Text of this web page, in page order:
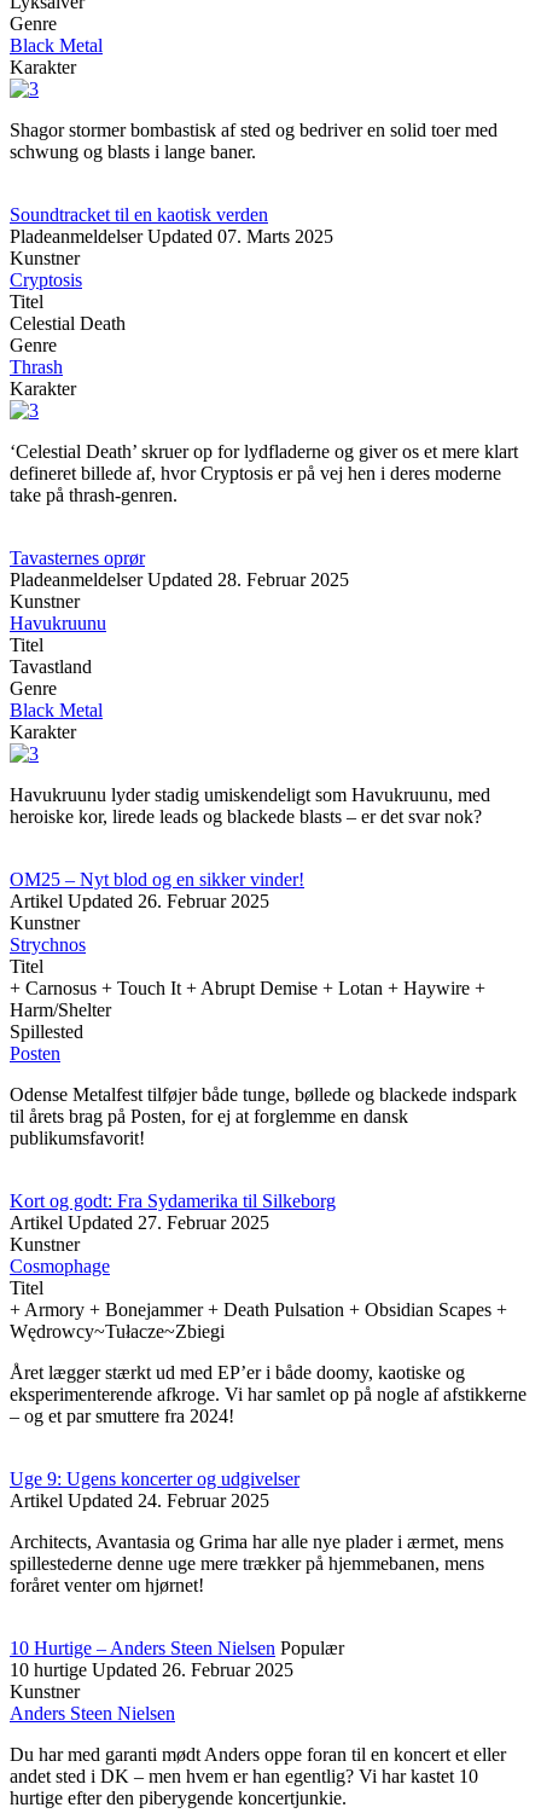
Genre
Black Metal
Karakter
Shagor stormer bombastisk af sted og bedriver en solid toer med
schwung og blasts i lange baner.
Soundtracket til en kaotisk verden
Pladeanmeldelser Updated 07. Marts 2025
Kunstner
Cryptosis
Titel
Celestial Death
Genre
Thrash
Karakter
‘Celestial Death’ skruer op for lydfladerne og giver os et mere klart
defineret billede af, hvor Cryptosis er på vej hen i deres moderne
take på thrash-genren.
Tavasternes oprør
Pladeanmeldelser Updated 28. Februar 2025
Kunstner
Havukruunu
Titel
Tavastland
Genre
Black Metal
Karakter
Havukruunu lyder stadig umiskendeligt som Havukruunu, med
heroiske kor, lirede leads og blackede blasts – er det svar nok?
OM25 – Nyt blod og en sikker vinder!
Artikel Updated 26. Februar 2025
Kunstner
Strychnos
Titel
+ Carnosus + Touch It + Abrupt Demise + Lotan + Haywire +
Harm/Shelter
Spillested
Posten
Odense Metalfest tilføjer både tunge, bøllede og blackede indspark
til årets brag på Posten, for ej at forglemme en dansk
publikumsfavorit!
Kort og godt: Fra Sydamerika til Silkeborg
Artikel Updated 27. Februar 2025
Kunstner
Cosmophage
Titel
+ Armory + Bonejammer + Death Pulsation + Obsidian Scapes +
Wędrowcy~Tułacze~Zbiegi
Året lægger stærkt ud med EP’er i både doomy, kaotiske og
eksperimenterende afkroge. Vi har samlet op på nogle af afstikkerne
– og et par smuttere fra 2024!
Uge 9: Ugens koncerter og udgivelser
Artikel Updated 24. Februar 2025
Architects, Avantasia og Grima har alle nye plader i ærmet, mens
spillestederne denne uge mere trækker på hjemmebanen, mens
foråret venter om hjørnet!
10 Hurtige – Anders Steen Nielsen Populær
10 hurtige Updated 26. Februar 2025
Kunstner
Anders Steen Nielsen
Du har med garanti mødt Anders oppe foran til en koncert et eller
andet sted i DK – men hvem er han egentlig? Vi har kastet 10
hurtige efter den piberygende koncertjunkie.